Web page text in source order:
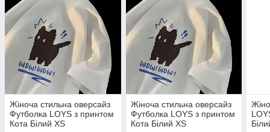
Жіноча стильна оверсайз
Футболка LOYS з принтом
Кота Білий XS
Жіноча стильна оверсайз
Футболка LOYS з принтом
Кота Білий XS